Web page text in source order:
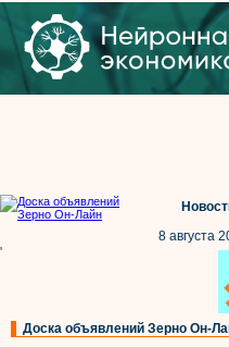
8 августа
'
Доска объявлений Зерно Он-